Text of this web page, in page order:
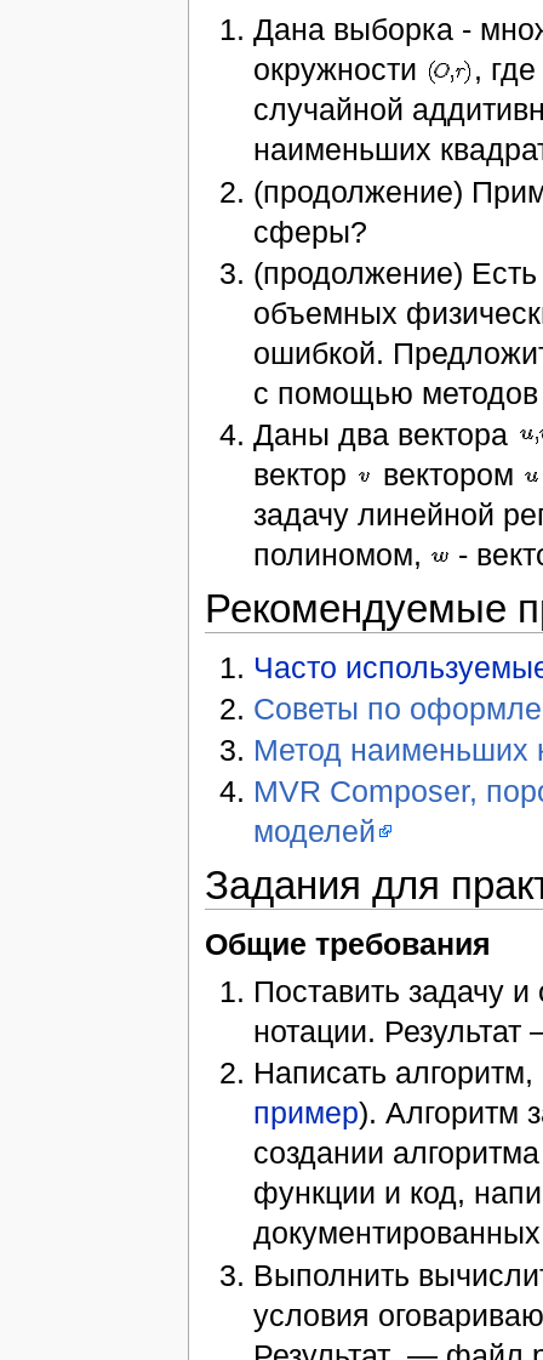
Дана выборка -
окружности
,
случайной
наименьших
(продолжение)
сферы?
(продолжение)
объемных
ошибкой.
с помощью
Даны два вектора
вектор
вектором
задачу линейной
полиномом,
-
Рекомендуемые
Часто
Советы по
Метод наименьших
MVR Composer,
моделей
Задания для
Общие требования
Поставить задачу
нотации.
Написать алгоритм,
пример). Алгоритм
создании
функции и код,
Выполнить
условия